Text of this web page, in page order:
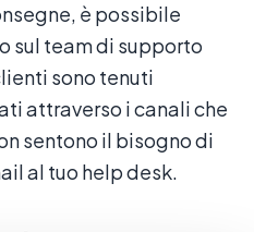
è possibile
sul team di supporto
sono tenuti
attraverso i canali che
sentono il bisogno di
al tuo help desk.